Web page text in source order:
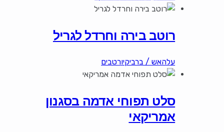
רוטב בירה וחרדל לגריל
עלהאש / ברביקיורטבים
סלט תפוחי אדמה בסגנון
אמריקאי